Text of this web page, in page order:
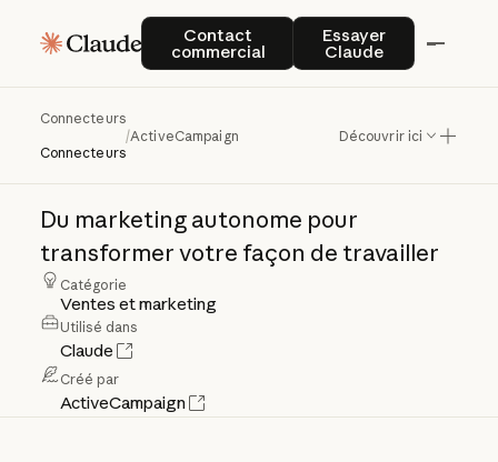
Contact
commercial
Contact commercial
Essayer
Claude
Essayer Claude
Connecteurs
Connecteurs
/ActiveCampaign Découvrir ici
ActiveCampaign
Du marketing autonome pour
transformer votre façon de travailler
Catégorie
Ventes et marketing
Utilisé dans
Claude
Créé par
ActiveCampaign